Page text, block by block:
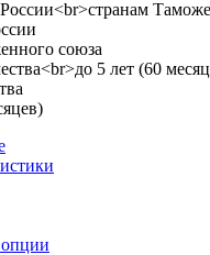
союза